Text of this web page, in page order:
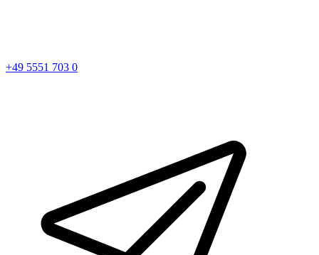
+49 5551 703 0